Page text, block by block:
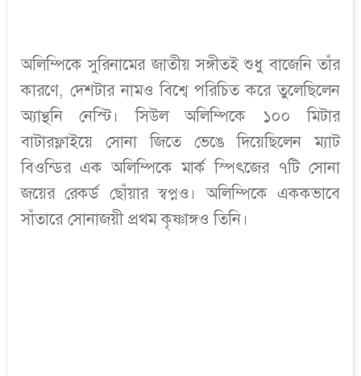
অলিম্পিকে সুরিনামের জাতীয় সঙ্গীতই শুধু বাজেনি তাঁর
কারণে, দেশটার নামও বিশ্বে পরিচিত করে তুলেছিলেন
অ্যান্থনি নেস্টি। সিউল অলিম্পিকে ১০০ মিটার
বাটারফ্লাইয়ে সোনা জিতে ভেঙে দিয়েছিলেন ম্যাট
বিওন্ডির এক অলিম্পিকে মার্ক স্পিৎজের ৭টি সোনা
জয়ের রেকর্ড ছোঁয়ার স্বপ্নও। অলিম্পিকে এককভাবে
সাঁতারে সোনাজয়ী প্রথম কৃষ্ণাঙ্গও তিনি।